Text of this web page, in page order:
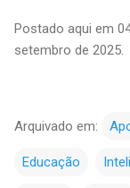
Postado aqui em
setembro de 2025.
Arquivado em:
Educação